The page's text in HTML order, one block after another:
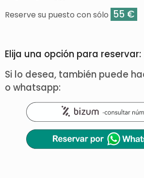
Reserve su puesto con sólo 55 €
Elija una opción para reservar:
Si lo desea, también puede
o whatsapp: